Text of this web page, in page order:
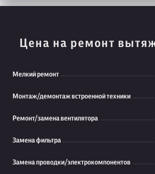
Цена на ремонт
Мелкий ремонт
Монтаж/демонтаж встроенной техники
Ремонт/замена вентилятора
Замена фильтра
Замена проводки/электрокомпонентов